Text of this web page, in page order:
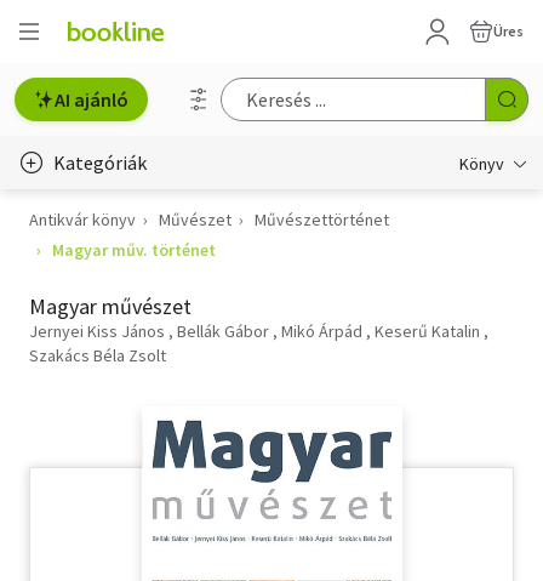
Üres
AI ajánló
Kategóriák Könyv
Életmód, egészség
Gyermek- és ifjúsági
Antikvár könyv Művészet
Művészettörténet
Magyar műv. történet
Magyar művészet
Jernyei Kiss János Bellák Gábor Mikó Árpád
Keserű Katalin
Szakács Béla Zsolt